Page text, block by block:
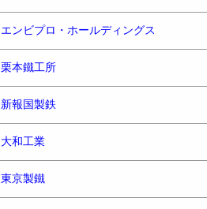
エンビプロ・ホールディングス
栗本鐵工所
新報国製鉄
大和工業
東京製鐵